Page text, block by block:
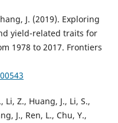
J. (2019). Exploring
yield-related traits for
1978 to 2017. Frontiers
Li, Z., Huang, J., Li, S.,
J., Ren, L., Chu, Y.,